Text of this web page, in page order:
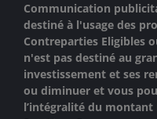
Communication
destiné à l'usage des
Contreparties Eligibles
n'est pas destiné au
investissement et ses
ou diminuer et vous
l’intégralité du montant